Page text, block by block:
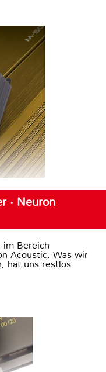
· Neuron
im Bereich
Acoustic. Was wir
hat uns restlos